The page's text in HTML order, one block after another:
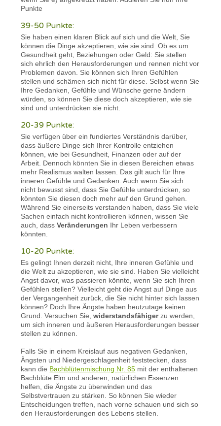
Punkte
39-50 Punkte:
Sie haben einen klaren Blick auf sich und die Welt, Sie
können die Dinge akzeptieren, wie sie sind. Ob es um
Gesundheit geht, Beziehungen oder Geld: Sie stellen
sich ehrlich den Herausforderungen und rennen nicht vor
Problemen davon. Sie können sich Ihren Gefühlen
stellen und schämen sich nicht für diese. Selbst wenn Sie
Ihre Gedanken, Gefühle und Wünsche gerne ändern
würden, so können Sie diese doch akzeptieren, wie sie
sind und unterdrücken sie nicht.
20-39 Punkte:
Sie verfügen über ein fundiertes Verständnis darüber,
dass äußere Dinge sich Ihrer Kontrolle entziehen
können, wie bei Gesundheit, Finanzen oder auf der
Arbeit. Dennoch könnten Sie in diesen Bereichen etwas
mehr Realismus walten lassen. Das gilt auch für Ihre
inneren Gefühle und Gedanken: Auch wenn Sie sich
nicht bewusst sind, dass Sie Gefühle unterdrücken, so
könnten Sie diesen doch mehr auf den Grund gehen.
Während Sie einerseits verstanden haben, dass Sie viele
Sachen einfach nicht kontrollieren können, wissen Sie
auch, dassVeränderungen Ihr Leben verbessern
könnten.
10-20 Punkte:
Es gelingt Ihnen derzeit nicht, Ihre inneren Gefühle und
die Welt zu akzeptieren, wie sie sind. Haben Sie vielleicht
Angst davor, was passieren könnte, wenn Sie sich Ihren
Gefühlen stellen? Vielleicht geht die Angst auf Dinge aus
der Vergangenheit zurück, die Sie nicht hinter sich lassen
können? Doch Ihre Ängste haben heutzutage keinen
Grund. Versuchen Sie,widerstandsfähigerzu werden,
um sich inneren und äußeren Herausforderungen besser
stellen zu können.
Falls Sie in einem Kreislauf aus negativen Gedanken,
Ängsten und Niedergeschlagenheit feststecken, dass
kann die Bachblütenmischung Nr. 85 mit der enthaltenen
Bachblüte Elm und anderen, natürlichen Essenzen
helfen, die Ängste zu überwinden und das
Selbstvertrauen zu stärken. So können Sie wieder
Entscheidungen treffen, nach vorne schauen und sich so
den Herausforderungen des Lebens stellen.